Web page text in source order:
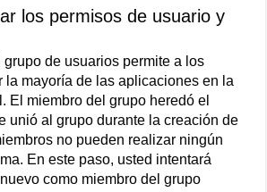
los permisos de usuario y
grupo de usuarios permite a los
la mayoría de las aplicaciones en la
El miembro del grupo heredó el
unió al grupo durante la creación de
no pueden realizar ningún
En este paso, usted intentará
como miembro del grupo